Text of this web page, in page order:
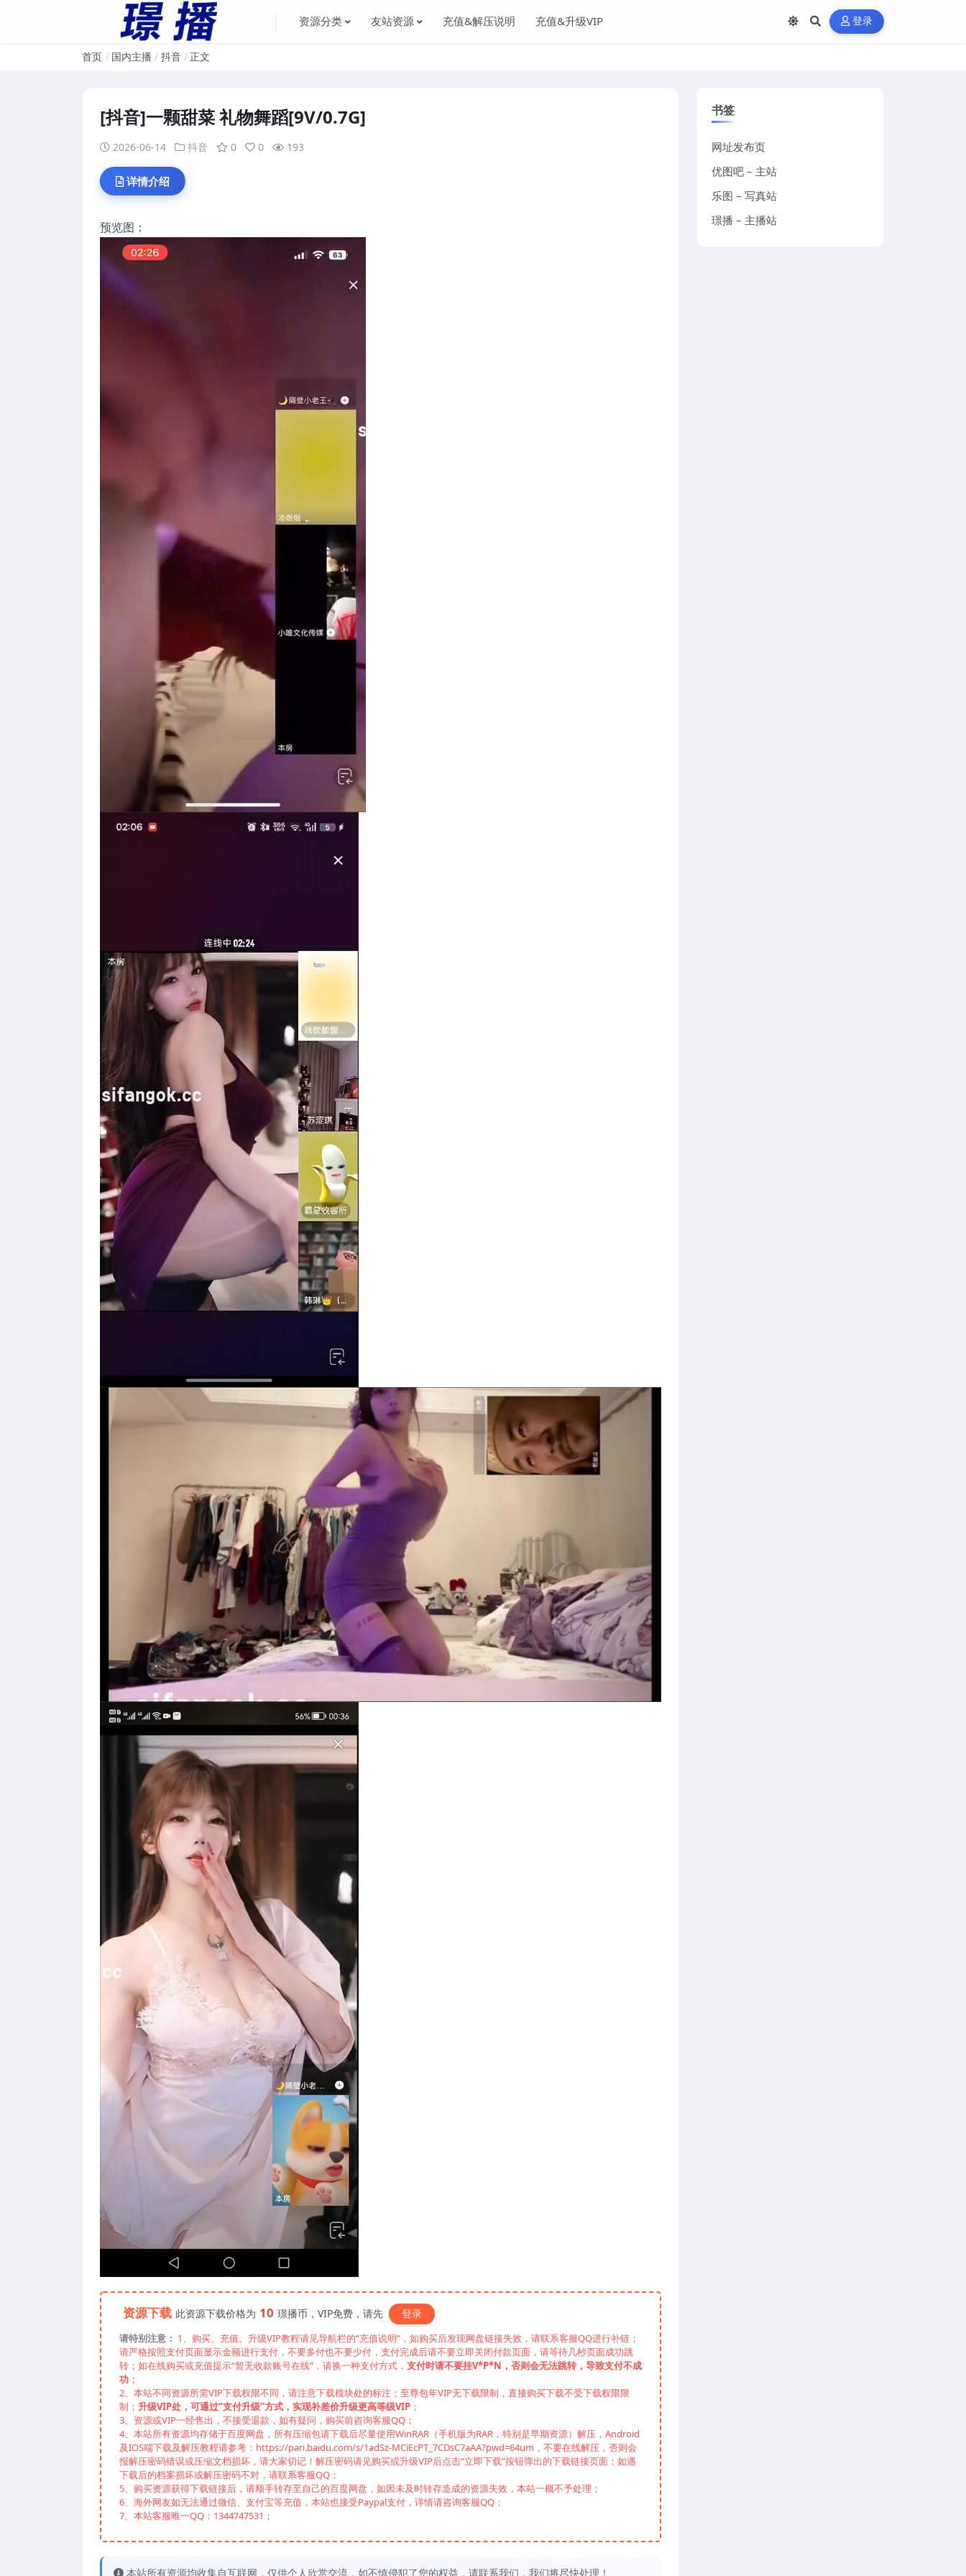
资源分类 友站资源 充值&解压说明 充值&升级VIP 登录
首页 国内主播 抖音 正文
[抖音]一颗甜菜 礼物舞蹈[9V/0.7G]
2026-06-14 抖音 0 0 193
详情介绍
预览图：
资源下载 此资源下载价格为 10 璟播币，VIP免费，请先 登录
请特别注意： 1、购买、充值、升级VIP教程请见导航栏的“充值说明”，如购买后发现网盘链接失效，请联系客服QQ进行补链；
请严格按照支付页面显示金额进行支付，不要多付也不要少付，支付完成后请不要立即关闭付款页面，请等待几秒页面成功跳
转；如在线购买或充值提示“暂无收款账号在线”，请换一种支付方式， 支付时请不要挂V*P*N，否则会无法跳转，导致支付不成
功 ；
2、本站不同资源所需VIP下载权限不同，请注意下载模块处的标注；至尊包年VIP无下载限制，直接购买下载不受下载权限限
制； 升级VIP处，可通过“支付升级”方式，实现补差价升级更高等级VIP ；
3、资源或VIP一经售出，不接受退款，如有疑问，购买前咨询客服QQ；
4、本站所有资源均存储于百度网盘，所有压缩包请下载后尽量使用WinRAR（手机版为RAR，特别是早期资源）解压，Android
及IOS端下载及解压教程请参考：https://pan.baidu.com/s/1adSz-MCiEcPT_7CDsC7aAA?pwd=64um，不要在线解压，否则会
报解压密码错误或压缩文档损坏，请大家切记！解压密码请见购买或升级VIP后点击“立即下载”按钮弹出的下载链接页面；如遇
下载后的档案损坏或解压密码不对，请联系客服QQ；
5、购买资源获得下载链接后，请顺手转存至自己的百度网盘，如因未及时转存造成的资源失效，本站一概不予处理；
6、海外网友如无法通过微信、支付宝等充值，本站也接受Paypal支付，详情请咨询客服QQ；
7、本站客服唯一QQ：1344747531；
本站所有资源均收集自互联网，仅供个人欣赏交流，如不慎侵犯了您的权益，请联系我们，我们将尽快处理！
书签
网址发布页
优图吧 – 主站
乐图 – 写真站
璟播 – 主播站